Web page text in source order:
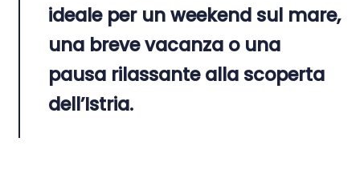
ideale per un weekend sul mare,
una breve vacanza o una
pausa rilassante alla scoperta
dell’Istria.